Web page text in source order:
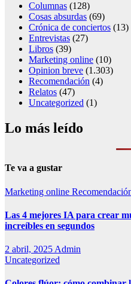
Columnas (128)
Cosas absurdas (69)
Crónica de conciertos (13)
Entrevistas (27)
Libros (39)
Marketing online (10)
Opinion breve (1.303)
Recomendación (4)
Relatos (47)
Uncategorized (1)
Lo más leído
Te va a gustar
Marketing online
Las 4 mejores IA para crear
increíbles en segundos
2 abril, 2025 Admin
Uncategorized